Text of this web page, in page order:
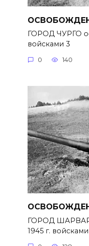
ГОРОД ЧУРГО
войсками 3
0 140
ГОРОД ШАРВАР
1945 г.